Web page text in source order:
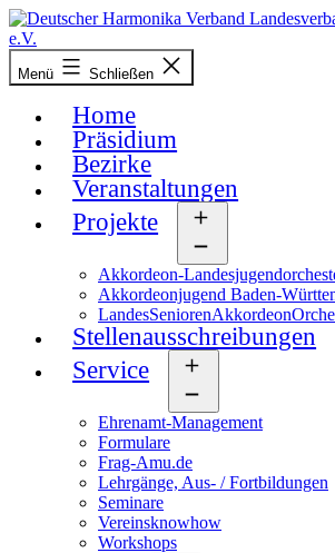
Zum
Inhalt
springen
Deutscher
Harmonika-
Menü Schließen
Home
Präsidium
Bezirke
Veranstaltungen
Projekte
Akkordeon-
Akkordeonjugend Baden-
Stellenausschreibungen
Service
Ehrenamt-Management
Formulare
Frag-Amu.de
Lehrgänge, Aus- / Fortbildungen
Seminare
Vereinsknowhow
Workshops